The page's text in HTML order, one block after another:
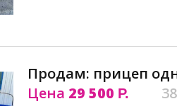
Продам: прицеп
Цена 29 500 Р.